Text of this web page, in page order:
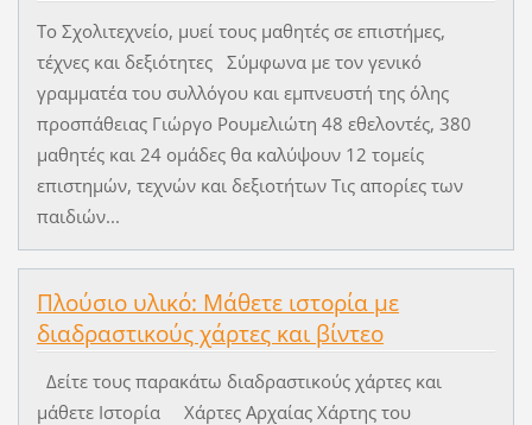
Το Σχολιτεχνείο, μυεί τους μαθητές σε επιστήμες,
τέχνες και δεξιότητες Σύμφωνα με τον γενικό
γραμματέα του συλλόγου και εμπνευστή της όλης
προσπάθειας Γιώργο Ρουμελιώτη 48 εθελοντές, 380
μαθητές και 24 ομάδες θα καλύψουν 12 τομείς
επιστημών, τεχνών και δεξιοτήτων Τις απορίες των
παιδιών...
Πλούσιο υλικό: Μάθετε ιστορία με
διαδραστικούς χάρτες και βίντεο
Δείτε τους παρακάτω διαδραστικούς χάρτες και
μάθετε Ιστορία Χάρτες Αρχαίας Χάρτης του